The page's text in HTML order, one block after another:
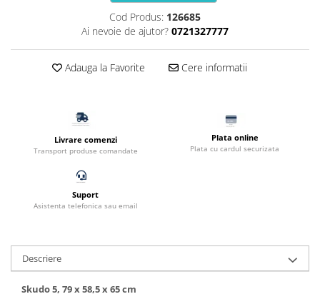
Filtru intern acvariu
Pompe aer acvariu
Pompa apa acvariu
Substrat acvariu
Sterilizator acvariu
Racitoare
Teste apa
Furtune si conectori acvarii
Curatare acvarii
Cod Produs: 126685
Ai nevoie de ajutor? 0721327777
Adauga la Favorite Cere informatii
Livrare comenzi
Transport produse comandate
Plata online
Plata cu cardul securizata
Suport
Asistenta telefonica sau email
Descriere
Skudo 5, 79 x 58,5 x 65 cm